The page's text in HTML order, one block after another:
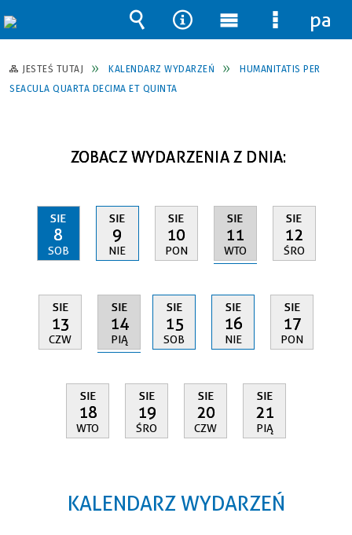
JESTEŚ TUTAJ KALENDARZ WYDARZEŃ
HUMANITATIS PER
SEACULA QUARTA DECIMA ET QUINTA
ZOBACZ WYDARZENIA Z DNIA:
SIE
8
SOB
SIE
9
NIE
SIE
10
PON
SIE
11
WTO
SIE
12
ŚRO
SIE
13
CZW
SIE
14
PIĄ
SIE
15
SOB
SIE
16
NIE
SIE
17
PON
SIE
18
WTO
SIE
19
ŚRO
SIE
20
CZW
SIE
21
PIĄ
KALENDARZ WYDARZEŃ
Wyszukiwarka
Narzędzia
Menu
główne
Menu